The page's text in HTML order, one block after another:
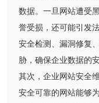
数据。一旦网站遭受
誉受损，还可能引发
安全检测、漏洞修复
胁，确保企业数据的
其次，企业网站安全
安全可靠的网站能够